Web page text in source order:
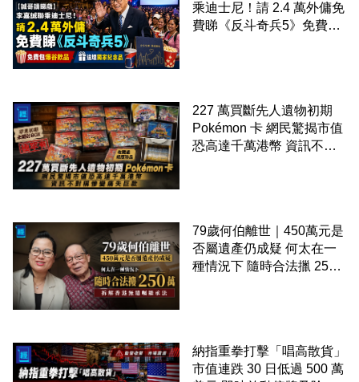
乘迪士尼！請 2.4 萬外傭免
費睇《反斗奇兵5》免費包
227 萬買斷先人遺物初期
Pokémon 卡 網民驚揭市值
恐高達千萬港幣 資訊不對
79歲何伯離世｜450萬元是
否屬遺產仍成疑 何太在一
種情況下 隨時合法擸 250
納指重拳打擊「唱高散貨」
市值連跌 30 日低過 500 萬